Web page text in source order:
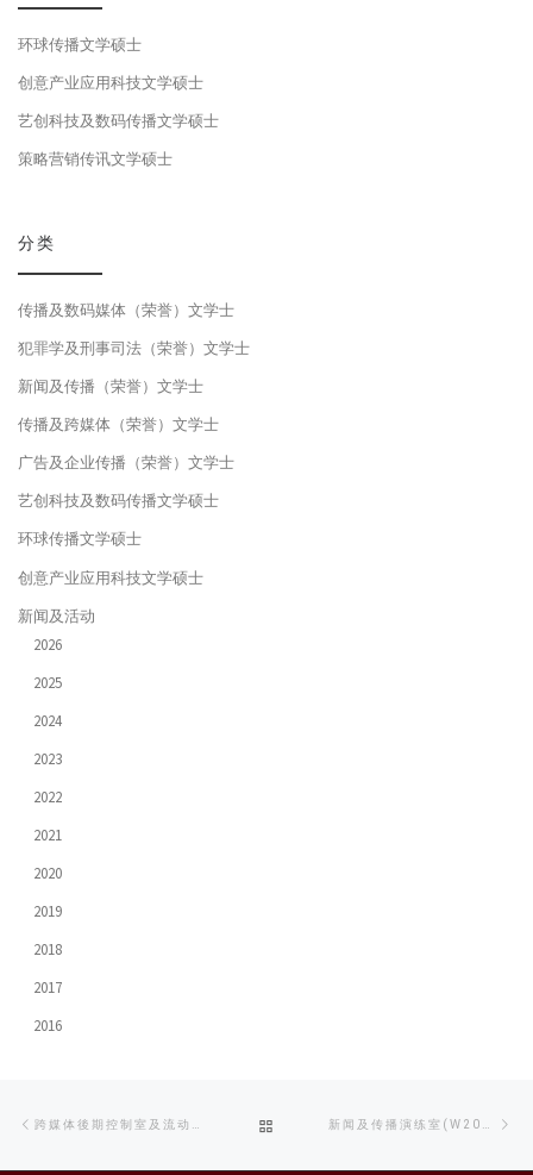
环球传播文学硕士
创意产业应用科技文学硕士
艺创科技及数码传播文学硕士
策略营销传讯文学硕士
分类
传播及数码媒体（荣誉）文学士
犯罪学及刑事司法（荣誉）文学士
新闻及传播（荣誉）文学士
传播及跨媒体（荣誉）文学士
广告及企业传播（荣誉）文学士
艺创科技及数码传播文学硕士
环球传播文学硕士
创意产业应用科技文学硕士
新闻及活动
2026
2025
2024
2023
2022
2021
2020
2019
2018
2017
2016
navigation